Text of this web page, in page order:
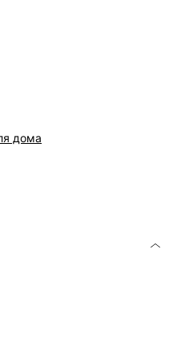
дома
соответствует
и возврата